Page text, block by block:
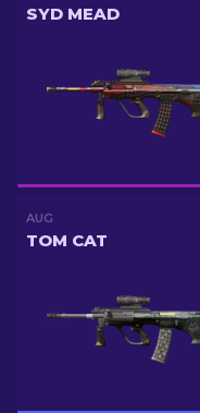
SYD MEAD
AUG
TOM CAT